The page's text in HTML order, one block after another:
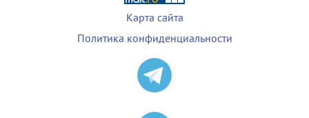
Карта сайта
Политика конфиденциальности